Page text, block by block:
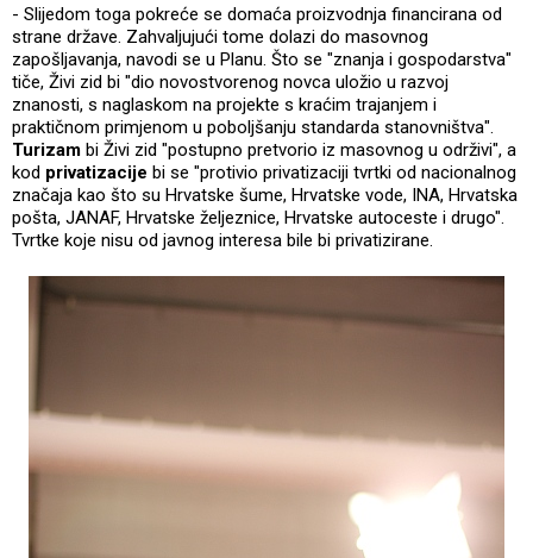
- Slijedom toga pokreće se domaća proizvodnja financirana od
strane države. Zahvaljujući tome dolazi do masovnog
zapošljavanja, navodi se u Planu. Što se "znanja i gospodarstva"
tiče, Živi zid bi "dio novostvorenog novca uložio u razvoj
znanosti, s naglaskom na projekte s kraćim trajanjem i
praktičnom primjenom u poboljšanju standarda stanovništva".
Turizam bi Živi zid "postupno pretvorio iz masovnog u održivi", a
kod privatizacije bi se "protivio privatizaciji tvrtki od nacionalnog
značaja kao što su Hrvatske šume, Hrvatske vode, INA, Hrvatska
pošta, JANAF, Hrvatske željeznice, Hrvatske autoceste i drugo".
Tvrtke koje nisu od javnog interesa bile bi privatizirane.